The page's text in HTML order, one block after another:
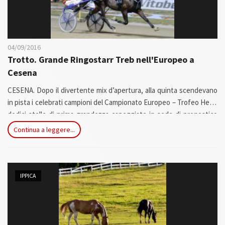
04/09/2016
Trotto. Grande Ringostarr Treb nell'Europeo a
Cesena
CESENA. Dopo il divertente mix d’apertura, alla quinta scendevano
in pista i celebrati campioni del Campionato Europeo – Trofeo Hera,
dodici stelle di prima grandezza capeggiate in sede di pronostico
dall’indigeno Ringostarr Treb, splendida realizzazione di Holger
Ehlert e compagno d’avventura del grande Roberto Vecchione al
decisa allo stacco, allorchè un distratto Voltygeur gettava alle
ortiche ogni chance sbagliando rovinosamente...
Continua a leggere...
IPPICA